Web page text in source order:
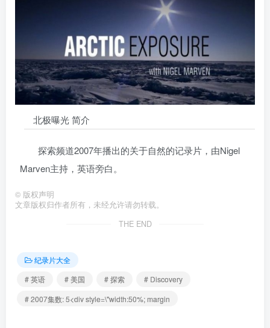
北极曝光 简介
探索频道2007年播出的关于自然的记录片，由Nigel
Marven主持，英语旁白。
© 版权声明
文章版权归作者所有，未经允许请勿转载。
THE END
纪录片大全
# 英语
# 美国 # 探索
# Discovery
# 2007集数: 5<div style=\"width:50%; margin